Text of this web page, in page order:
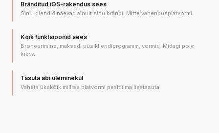
Bränditud iOS-rakendus sees
Sinu kliendid näevad ainult sinu brändi. Mitte vahendusplatvormi.
Kõik funktsioonid sees
Broneerimine, maksed, püsikliendiprogramm, vormid. Midagi pole
lukus.
Tasuta abi üleminekul
Vaheta ükskõik millise platvormi pealt ilma lisatasuta.